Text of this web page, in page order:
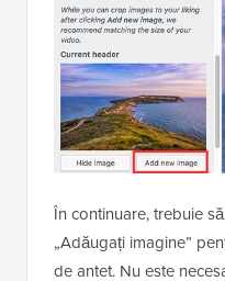
În continuare, trebuie
„Adăugați imagine”
de antet. Nu este